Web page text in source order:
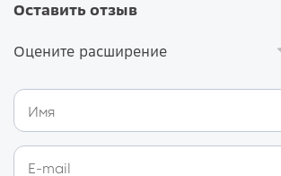
Оставить отзыв
Оцените расширение